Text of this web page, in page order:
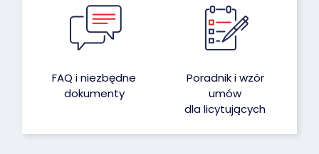
FAQ i niezbędne
dokumenty
Poradnik i wzór
umów
dla licytujących